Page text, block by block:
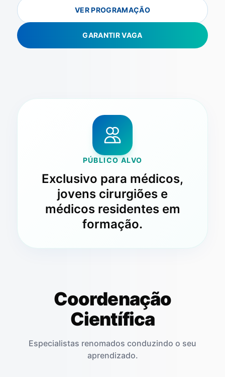
VER PROGRAMAÇÃO
GARANTIR VAGA
PÚBLICO ALVO
Exclusivo para médicos,
jovens cirurgiões e
médicos residentes em
formação.
Coordenação
Científica
Especialistas renomados conduzindo o seu
aprendizado.